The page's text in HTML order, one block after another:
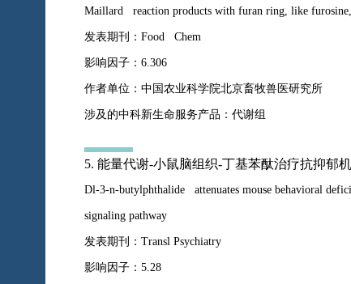
Maillard reaction products with furan ring, like
发表期刊：Food Chem
影响因子：6.306
作者单位：中国农业科学院北京畜牧兽医研究所
涉及的中科新生命服务产品：代谢组
5. 能量代谢-小鼠脑组织-丁基苯酞治疗抗抑郁
Dl-3-n-butylphthalide attenuates mouse behavioral
signaling pathway
发表期刊：Transl Psychiatry
影响因子：5.28